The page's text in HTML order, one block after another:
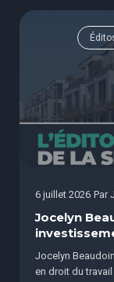
6 juillet 2026 Par
Jocelyn
Jocelyn
en droit du